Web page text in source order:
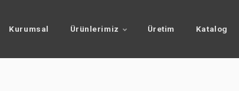
Kurumsal Ürünlerimiz Üretim Katalog